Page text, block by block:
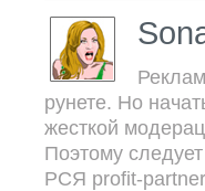
рунете. Но
жесткой
Поэтому
РСЯ profit-